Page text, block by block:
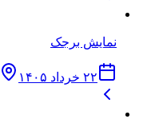
نمایش برجک
۲۲ خرداد ۱۴۰۵